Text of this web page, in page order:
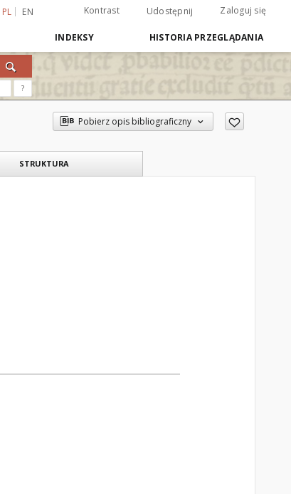
PL EN Kontrast Udostępnij Zaloguj się
INDEKSY HISTORIA PRZEGLĄDANIA
?
Pobierz opis bibliograficzny
STRUKTURA